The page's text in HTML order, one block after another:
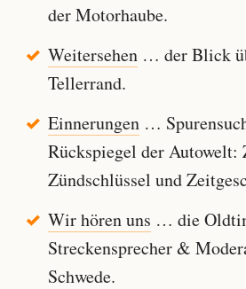
der Motorhaube.
Weitersehen… der Blick
Tellerrand.
Einnerungen…
Rückspiegel der Autowelt:
Zündschlüssel und
Wir hören uns … die
Streckensprecher &
Schwede.